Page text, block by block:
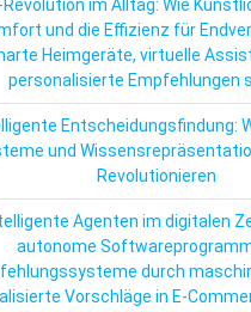
Revolution im Alltag: Wie
und die Effizienz für
Heimgeräte, virtuelle
personalisierte Empfehlungen
Entscheidungsfindung:
und
Revolutionieren
Agenten im digitalen
autonome
durch
Vorschläge in E-